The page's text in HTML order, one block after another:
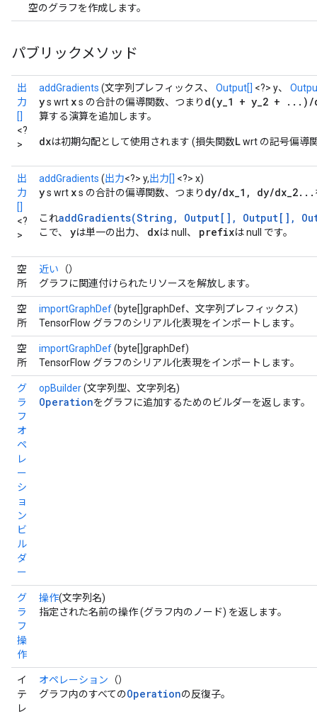
空のグラフを作成します。
パブリックメソッド
出
力
[]
<?
>
addGradients (文字列プレフィックス、 Output[] <?> y、
ys wrt xs の合計の偏導関数、つまり d(y_1 + y_2 +
算する演算を追加します。
dxは初期勾配として使用されます (損失関数Lwrt の記号偏導
出
力
[]
<?
>
addGradients (出力<?> y,出力[] <?> x)
ys wrt xs の合計の偏導関数、つまり dy/dx_1, dy/dx_2...
これaddGradients(String, Output[], Output[],
こで、 yは単一の出力、 dxは null、 prefixは null です。
空
所
近い （）
グラフに関連付けられたリソースを解放します。
空
所
importGraphDef(byte[]graphDef、文字列プレフィックス)
TensorFlow グラフのシリアル化表現をインポートします。
空
所
importGraphDef(byte[]graphDef)
TensorFlow グラフのシリアル化表現をインポートします。
グ
ラ
フ
オ
ペ
レ
ー
シ
ョ
ン
ビ
ル
ダ
ー
opBuilder(文字列型、文字列名)
Operationをグラフに追加するためのビルダーを返します。
グ
ラ
フ
操
作
操作(文字列名)
指定された名前の操作 (グラフ内のノード) を返します。
イ
テ
レ
オペレーション （）
グラフ内のすべてのOperationの反復子。